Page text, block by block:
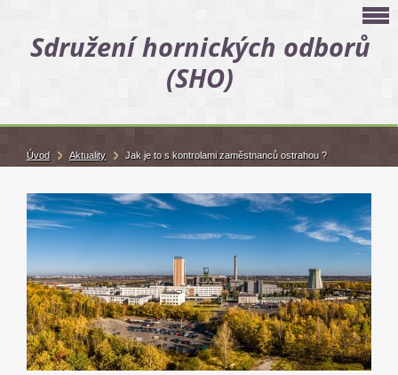
Sdružení hornických odborů
(SHO)
Úvod Aktuality Jak je to s kontrolami zaměstnanců ostrahou ?